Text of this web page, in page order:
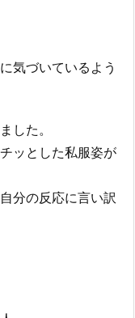
気づいているよう
した。
ッとした私服姿が
分の反応に言い訳